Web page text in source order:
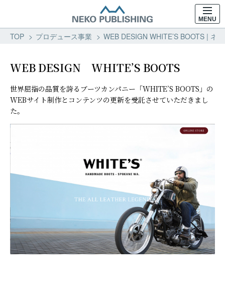
MENU
TOP プロデュース事業 WEB DESIGN WHITE’S BOOTS | ネ
WEB DESIGN WHITE’S BOOTS
世界屈指の品質を誇るブーツカンパニー「WHITE’S BOOTS」の
WEBサイト制作とコンテンツの更新を受託させていただきまし
た。